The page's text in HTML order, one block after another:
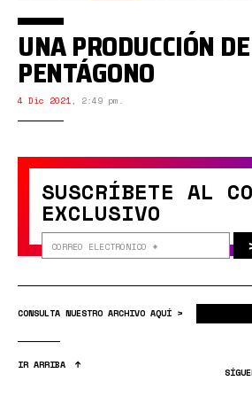
UNA PRODUCCIÓN
PENTÁGONO
4 Dic 2021, 2:49 pm.
SUSCRÍBETE AL
EXCLUSIVO
CONSULTA NUESTRO ARCHIVO AQUÍ >
IR ARRIBA